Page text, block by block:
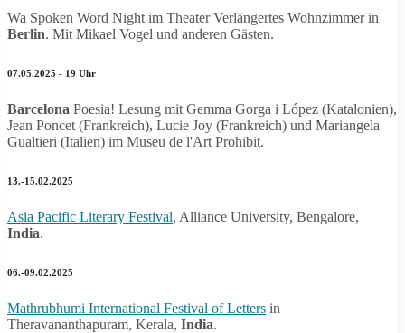
Wa Spoken Word Night im Theater Verlängertes Wohnzimmer in
Berlin. Mit Mikael Vogel und anderen Gästen.
07.05.2025 - 19 Uhr
Barcelona Poesia! Lesung mit Gemma Gorga i López (Katalonien),
Jean Poncet (Frankreich), Lucie Joy (Frankreich) und Mariangela
Gualtieri (Italien) im Museu de l'Art Prohibit.
13.-15.02.2025
Asia Pacific Literary Festival, Alliance University, Bengalore,
India.
06.-09.02.2025
Mathrubhumi International Festival of Letters in
Theravananthapuram, Kerala, India.